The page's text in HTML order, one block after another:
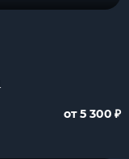
от 5 300 ₽